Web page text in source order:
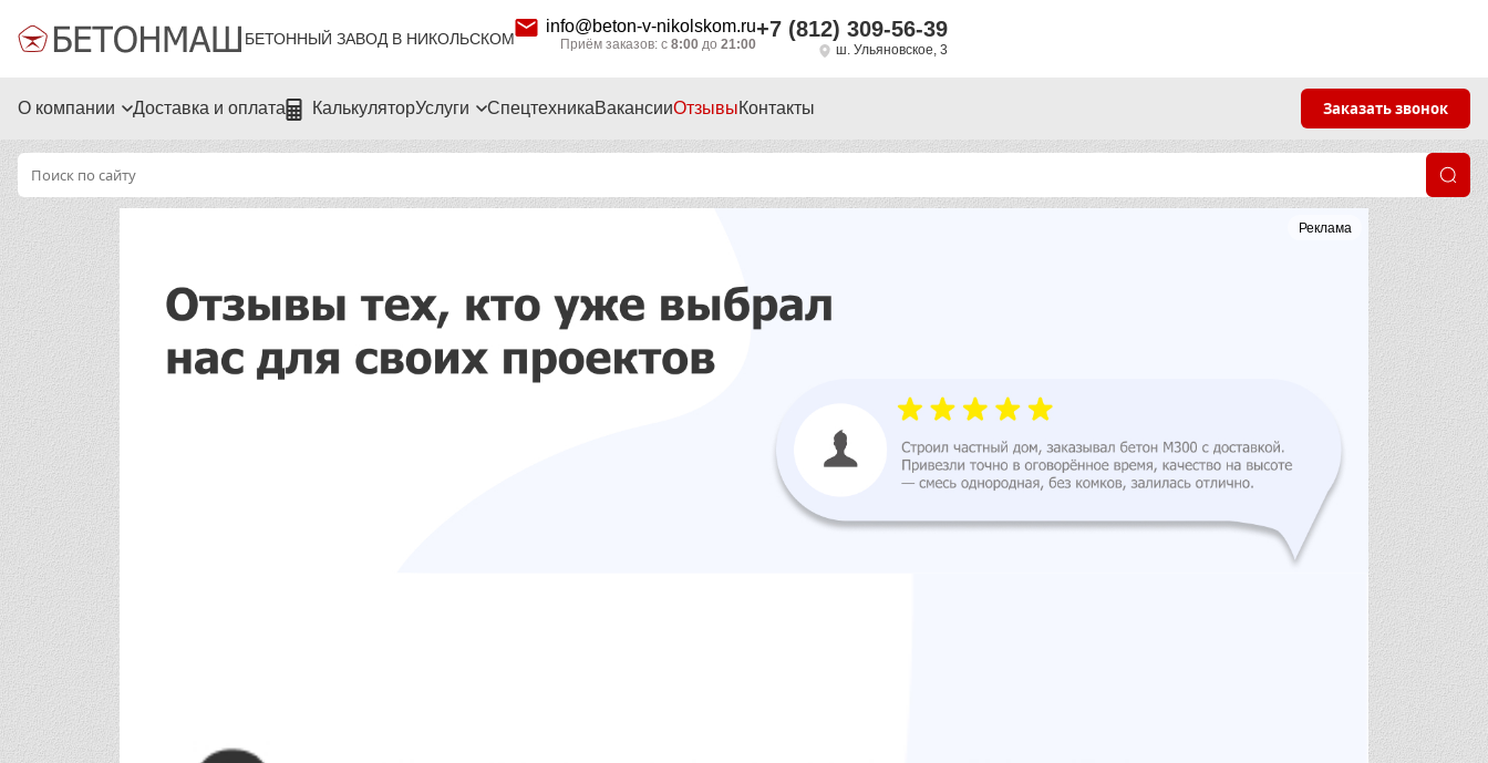
БЕТОННЫЙ ЗАВОД В НИКОЛЬСКОМ
info@beton-v-nikolskom.ru
Приём заказов: с 8:00 до 21:00
+7 (812) 309-56-39
ш. Ульяновское, 3
О компании Доставка и оплата КалькуляторУслуги СпецтехникаВакансииОтзывыКонтакты Заказать звонок
Реклама